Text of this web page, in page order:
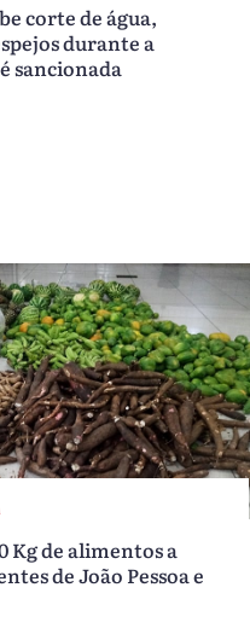
corte de água,
durante a
sancionada
Kg de alimentos a
de João Pessoa e